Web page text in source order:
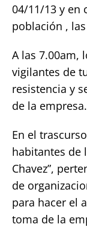
04/11/13 y en
población ,
A las 7.00am,
vigilantes de
resistencia y
de la empresa.
En el
habitantes de
Chavez”,
de
para hacer el
toma de la